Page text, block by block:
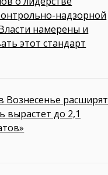
надзорной
намерены и
этот стандарт
Вознесенье расширят
вырастет до 2,1